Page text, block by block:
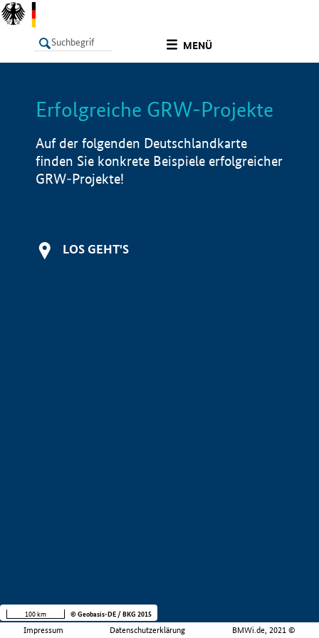
MENÜ
LISTE Info
Erfolgreiche GRW-Projekte
Auf der folgenden Deutschlandkarte
finden Sie konkrete Beispiele erfolgreicher
GRW-Projekte!
LOS GEHT'S
Impressum Datenschutzerklärung BMWi.de, 2021 ©
100 km © Geobasis-DE / BKG 2015